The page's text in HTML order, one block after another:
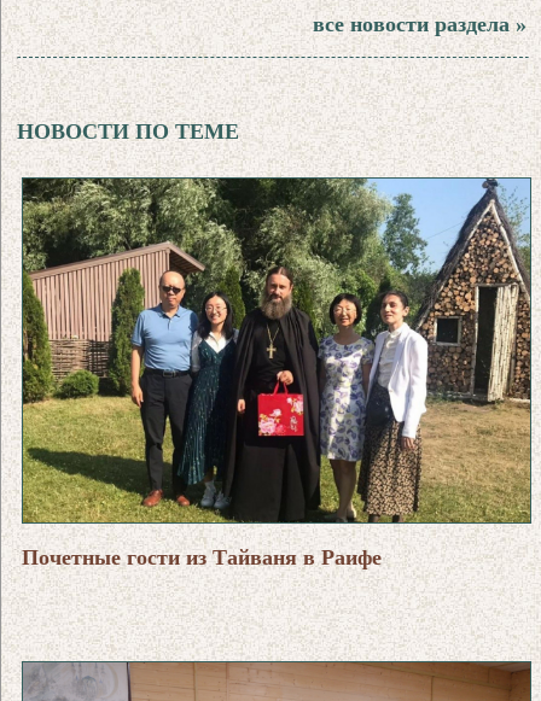
все новости раздела »
НОВОСТИ ПО ТЕМЕ
Почетные гости из Тайваня в Раифе